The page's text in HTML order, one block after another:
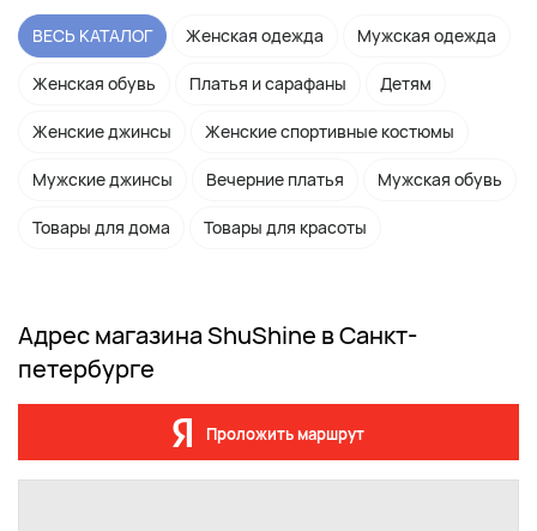
ВЕСЬ КАТАЛОГ Женская одежда Мужская одежда
Женская обувь Платья и сарафаны Детям
Женские джинсы Женские спортивные костюмы
Мужские джинсы Вечерние платья Мужская обувь
Товары для дома Товары для красоты
Адрес магазина ShuShine в Санкт-
петербурге
Проложить маршрут